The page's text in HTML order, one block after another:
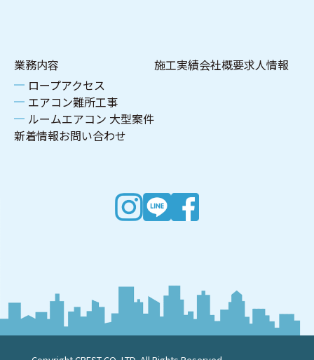
業務内容
ロープアクセス
エアコン難所工事
ルームエアコン 大型案件
施工実績会社概要求人情報
新着情報お問い合わせ